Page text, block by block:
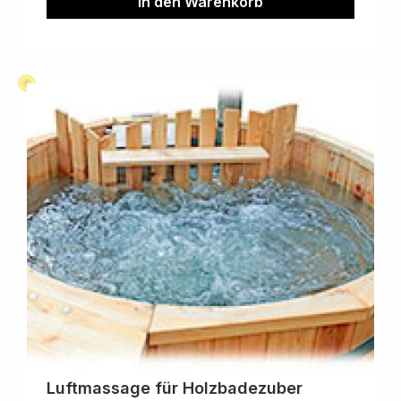
gleichmäßig zirkulieren.
Luftmassage für Holzbadezuber